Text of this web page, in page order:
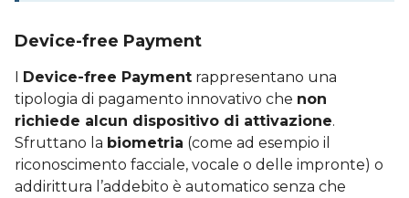
Device-free Payment
I Device-free Payment rappresentano una
tipologia di pagamento innovativo che non
richiede alcun dispositivo di attivazione.
Sfruttano la biometria (come ad esempio il
riconoscimento facciale, vocale o delle impronte) o
addirittura l’addebito è automatico senza che